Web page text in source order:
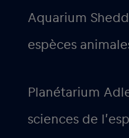
Aquarium
espèces
Planétarium
sciences de